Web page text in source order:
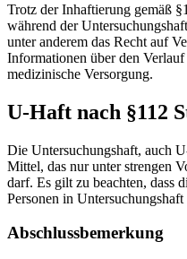
Trotz der Inhaftierung gemäß
während der
unter anderem das Recht auf
Informationen über den
medizinische Versorgung.
U-Haft nach §112
Die Untersuchungshaft, auch
Mittel, das nur unter strengen
darf. Es gilt zu beachten, dass
Personen in
Abschlussbemerkung